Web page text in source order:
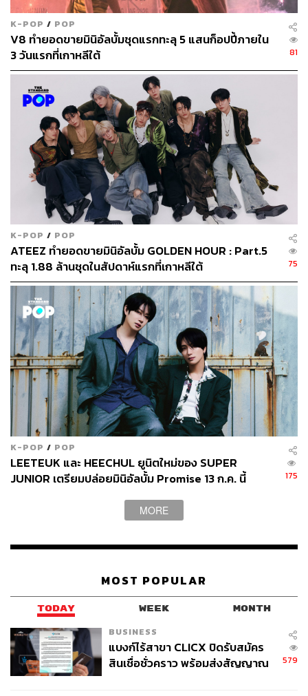
K-POP / POP
V8 ทำยอดขายมินิอัลบั้มชุดแรกทะลุ 5 แสนก็อปปี้ภายใน
3 วันแรกที่เกาหลีใต้
81
K-POP / POP
ATEEZ ทำยอดขายมินิอัลบั้ม GOLDEN HOUR : Part.5
ทะลุ 1.88 ล้านชุดในสัปดาห์แรกที่เกาหลีใต้
75
K-POP / POP
LEETEUK และ HEECHUL ยูนิตใหม่ของ SUPER
JUNIOR เตรียมปล่อยมินิอัลบั้ม Promise 13 ก.ค. นี้
175
MORE
MOST POPULAR
TODAY WEEK MONTH
BUSINESS
แบงก์ไร้สาขา CLICX ปิดรับสมัคร
สินเชื่อชั่วคราว พร้อมส่งสัญญาณ
579